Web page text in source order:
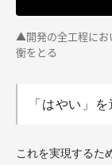
▲開発の全工程にお
衡をとる
「はやい」
これを実現するた